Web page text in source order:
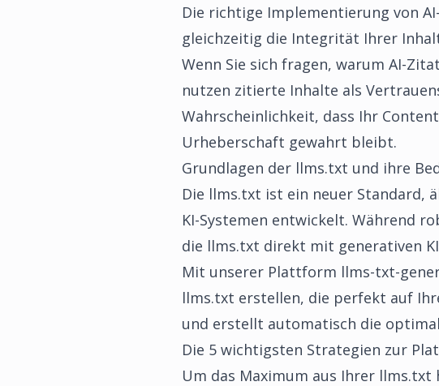
Die richtige Implementierung von
gleichzeitig die Integrität Ihrer
Wenn Sie sich fragen, warum AI-
nutzen zitierte Inhalte als
Wahrscheinlichkeit, dass Ihr
Urheberschaft gewahrt bleibt.
Grundlagen der llms.txt und ihre
Die llms.txt ist ein neuer Standard,
KI-Systemen entwickelt. Während
die llms.txt direkt mit generativen
Mit unserer Plattform llms-txt-
llms.txt erstellen, die perfekt auf
und erstellt automatisch die
Die 5 wichtigsten Strategien zur
Um das Maximum aus Ihrer